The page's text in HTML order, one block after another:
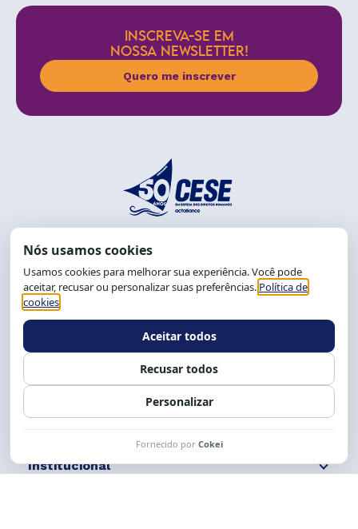
INSCREVA-SE EM
NOSSA NEWSLETTER!
Quero me inscrever
End.: R. da Graça, 150. Graça
CEP: 40.150-055
Salvador-BA, Brasil.
Tel.: (71) 2104-5457, Cel.: (71) 9 9239-2104 ou 2105
Expediente: 8h às 12h e 13 às 17h.
Siga nossas redes Fale conosco
Institucional